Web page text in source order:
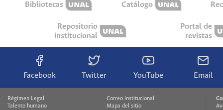
Bibliotecas Catálogo
Repositorio
institucional
Portal de
revistas
Facebook Twitter YouTube Email
Régimen Legal
Talento humano
Correo institucional
Mapa del sitio